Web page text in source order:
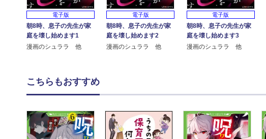
電子版
朝8時、息子の先生が家
庭を壊し始めます1
漫画のシュララ 他
電子版
朝8時、息子の先生が家
庭を壊し始めます2
漫画のシュララ 他
電子版
朝8時、息子の先生が家
庭を壊し始めます3
漫画のシュララ 他
こちらもおすすめ